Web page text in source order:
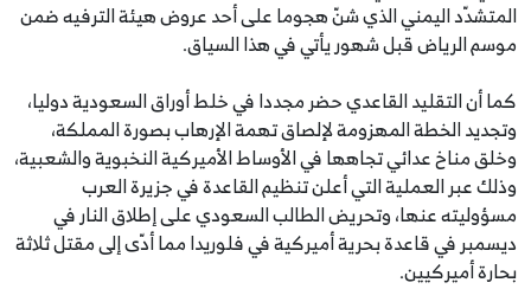
المتشدّد اليمني الذي شنّ هجوما على أحد عروض هيئة الترفيه ضمن
موسم الرياض قبل شهور يأتي في هذا السياق.
كما أن التقليد القاعدي حضر مجددا في خلط أوراق السعودية دوليا،
وتجديد الخطة المهزومة لإلصاق تهمة الإرهاب بصورة المملكة،
وخلق مناخ عدائي تجاهها في الأوساط الأميركية النخبوية والشعبية،
وذلك عبر العملية التي أعلن تنظيم القاعدة في جزيرة العرب
مسؤوليته عنها، وتحريض الطالب السعودي على إطلاق النار في
ديسمبر في قاعدة بحرية أميركية في فلوريدا مما أدّى إلى مقتل ثلاثة
بحارة أميركيين.